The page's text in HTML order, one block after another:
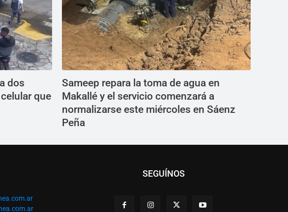
dos
que
Sameep repara la toma de agua en
Makallé y el servicio comenzará a
normalizarse este miércoles en Sáenz
Peña
SEGUÍNOS